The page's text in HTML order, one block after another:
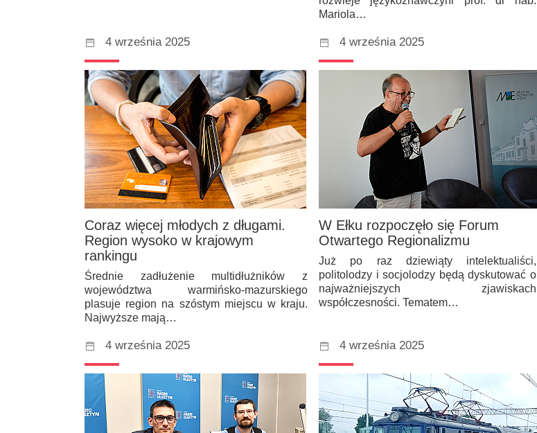
Mariola…
4 września 2025
Coraz więcej młodych z długami.
Region wysoko w krajowym
rankingu
Średnie zadłużenie multidłużników z
województwa warmińsko-mazurskiego
plasuje region na szóstym miejscu w kraju.
Najwyższe mają…
4 września 2025
W Ełku rozpoczęło się Forum
Otwartego Regionalizmu
Już po raz dziewiąty intelektualiści,
politolodzy i socjolodzy będą dyskutować o
najważniejszych zjawiskach
współczesności. Tematem…
4 września 2025 4 września 2025